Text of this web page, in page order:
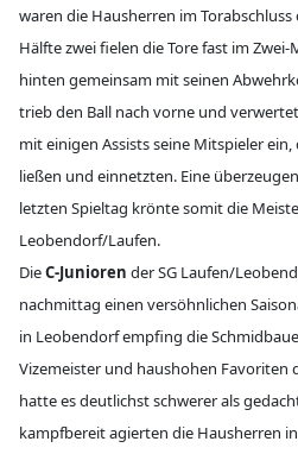
waren die Hausherren im Torabschluss
Hälfte zwei fielen die Tore fast im
hinten gemeinsam mit seinen
trieb den Ball nach vorne und
mit einigen Assists seine Mitspieler
ließen und einnetzten. Eine
letzten Spieltag krönte somit die
Leobendorf/Laufen.
DieC-Junioren der SG Laufen/
nachmittag einen versöhnlichen
in Leobendorf empfing die
Vizemeister und haushohen Favoriten
hatte es deutlichst schwerer als
kampfbereit agierten die Hausherren